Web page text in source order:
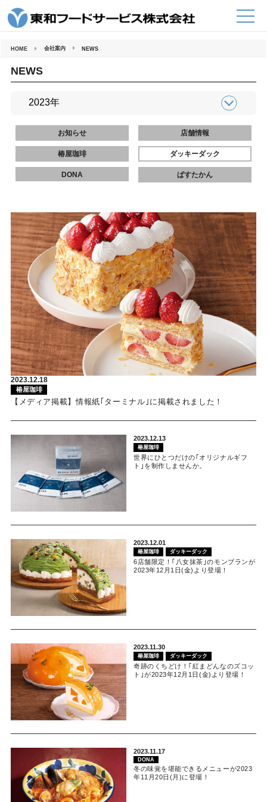
HOME 会社案内 NEWS
NEWS
お知らせ 店舗情報
椿屋珈琲 ダッキーダック
DONA ぱすたかん
2023.12.18
椿屋珈琲
【メディア掲載】情報紙｢ターミナル｣に掲載されました！
2023.12.13
椿屋珈琲
世界にひとつだけの｢オリジナルギフ
ト｣を制作しませんか。
2023.12.01
椿屋珈琲 ダッキーダック
6店舗限定！｢八女抹茶｣のモンブランが
2023年12月1日(金)より登場！
2023.11.30
椿屋珈琲 ダッキーダック
奇跡のくちどけ！｢紅まどんなのズコッ
ト｣が2023年12月1日(金)より登場！
2023.11.17
DONA
冬の味覚を堪能できるメニューが2023
年11月20日(月)に登場！